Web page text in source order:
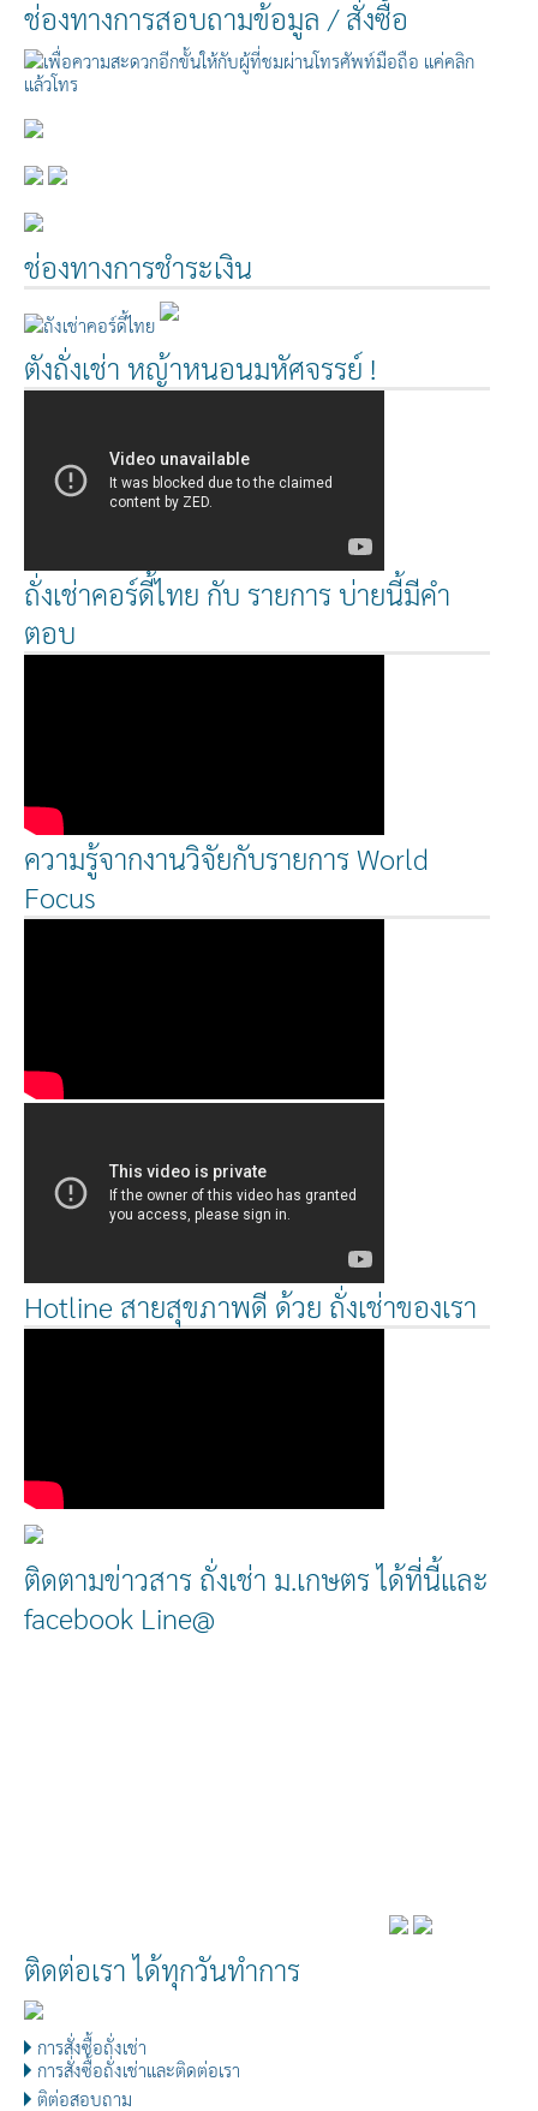
ช่องทางการสอบถามข้อมูล / สั่งซื้อ
ช่องทางการชำระเงิน
ตังถั่งเช่า หญ้าหนอนมหัศจรรย์ !
ถั่งเช่าคอร์ดี้ไทย กับ รายการ บ่ายนี้มีคำ
ตอบ
ความรู้จากงานวิจัยกับรายการ World
Focus
Hotline สายสุขภาพดี ด้วย ถั่งเช่าของเรา
ติดตามข่าวสาร ถั่งเช่า ม.เกษตร ได้ที่นี้และ
facebook Line@
ติดต่อเรา ได้ทุกวันทำการ
การสั่งซื้อถั่งเช่า
การสั่งซื้อถั่งเช่าและติดต่อเรา
ติต่อสอบถาม